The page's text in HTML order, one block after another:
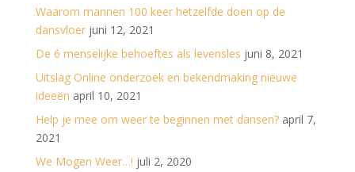
Waarom mannen 100 keer hetzelfde doen op de
dansvloer juni 12, 2021
De 6 menselijke behoeftes als levensles juni 8, 2021
Uitslag Online onderzoek en bekendmaking nieuwe
ideeën april 10, 2021
Help je mee om weer te beginnen met dansen? april 7,
2021
We Mogen Weer…! juli 2, 2020